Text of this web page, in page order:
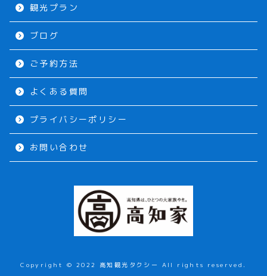
観光プラン
ブログ
ご予約方法
よくある質問
プライバシーポリシー
お問い合わせ
Copyright © 2022 高知観光タクシー All rights reserved.